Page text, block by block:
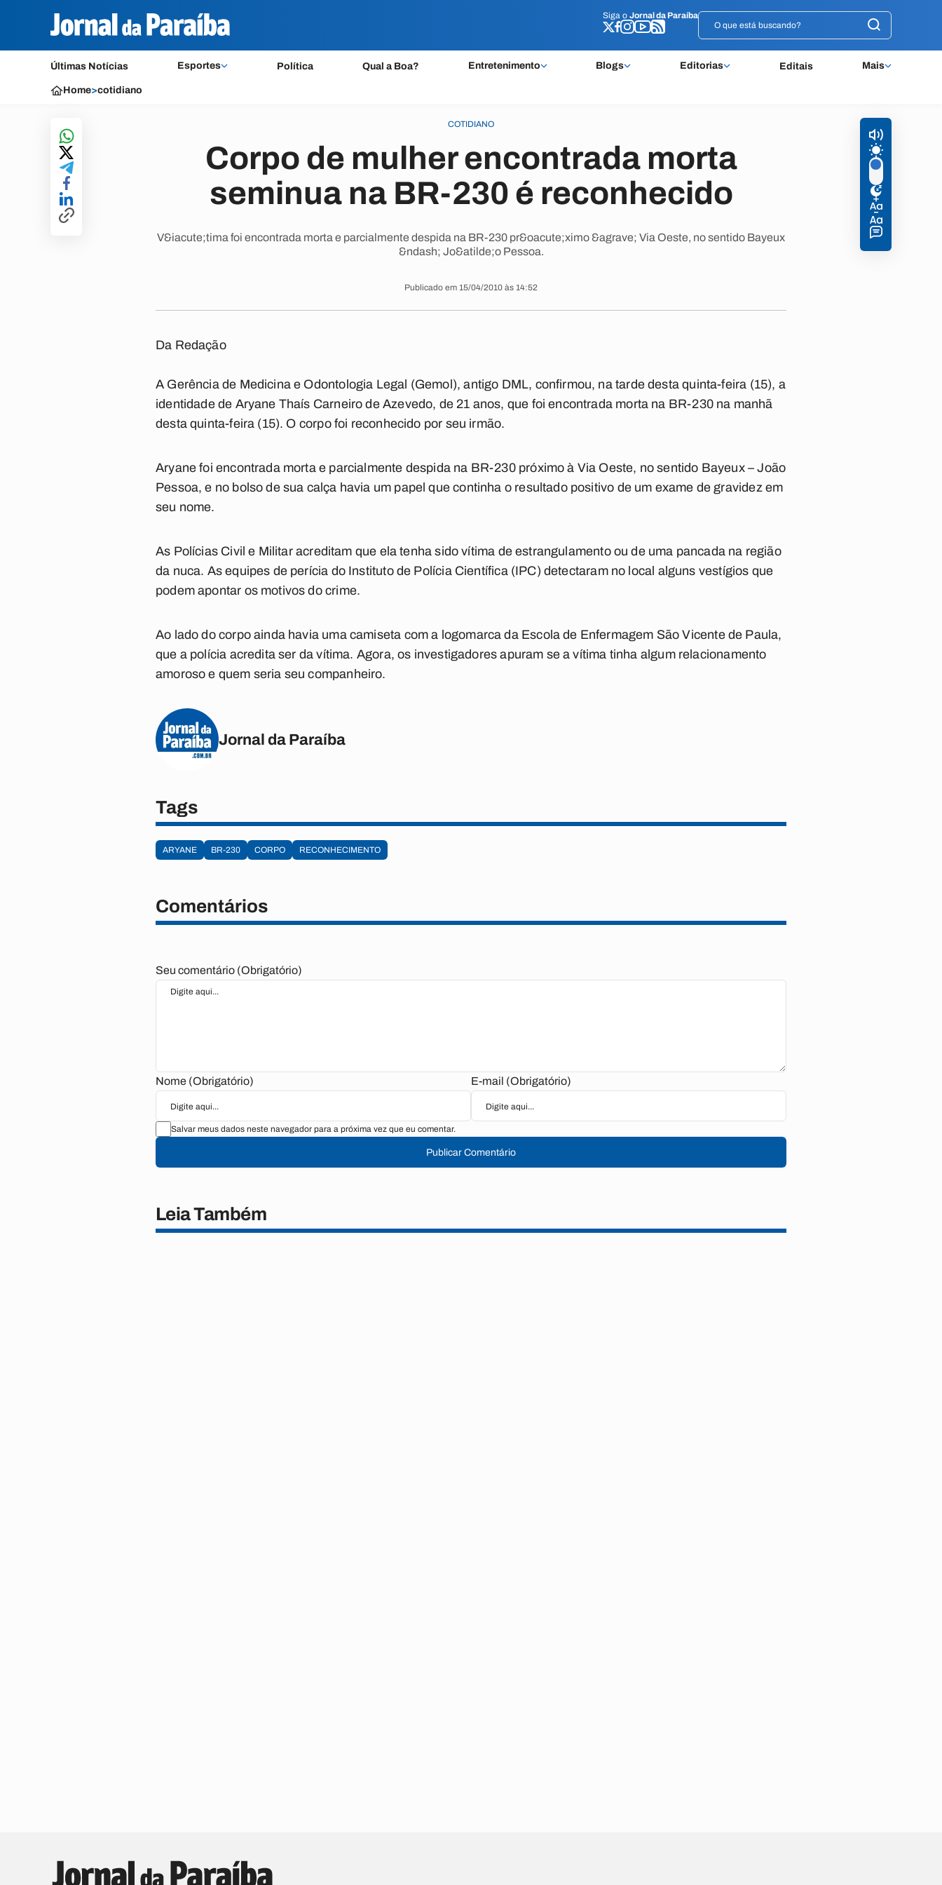
Siga o Jornal da Paraíba
Últimas Notícias Esportes Política Qual a Boa? Entretenimento Blogs Editorias Editais Mais
Siga o Jornal da Paraíba
Home>cotidiano
COTIDIANO
Corpo de mulher encontrada morta
seminua na BR-230 é reconhecido
V&iacute;tima foi encontrada morta e parcialmente despida na BR-230 pr&oacute;ximo &agrave; Via Oeste, no sentido Bayeux
&ndash; Jo&atilde;o Pessoa.
Publicado em 15/04/2010 às 14:52
Da Redação
A Gerência de Medicina e Odontologia Legal (Gemol), antigo DML, confirmou, na tarde desta quinta-feira (15), a
identidade de Aryane Thaís Carneiro de Azevedo, de 21 anos, que foi encontrada morta na BR-230 na manhã
desta quinta-feira (15). O corpo foi reconhecido por seu irmão.
Aryane foi encontrada morta e parcialmente despida na BR-230 próximo à Via Oeste, no sentido Bayeux – João
Pessoa, e no bolso de sua calça havia um papel que continha o resultado positivo de um exame de gravidez em
seu nome.
As Polícias Civil e Militar acreditam que ela tenha sido vítima de estrangulamento ou de uma pancada na região
da nuca. As equipes de perícia do Instituto de Polícia Científica (IPC) detectaram no local alguns vestígios que
podem apontar os motivos do crime.
Ao lado do corpo ainda havia uma camiseta com a logomarca da Escola de Enfermagem São Vicente de Paula,
que a polícia acredita ser da vítima. Agora, os investigadores apuram se a vítima tinha algum relacionamento
amoroso e quem seria seu companheiro.
Jornal da Paraíba
Tags
ARYANE BR-230 CORPO RECONHECIMENTO
Comentários
Seu comentário (Obrigatório)
Nome (Obrigatório) E-mail (Obrigatório)
Salvar meus dados neste navegador para a próxima vez que eu comentar.
Publicar Comentário
Leia Também